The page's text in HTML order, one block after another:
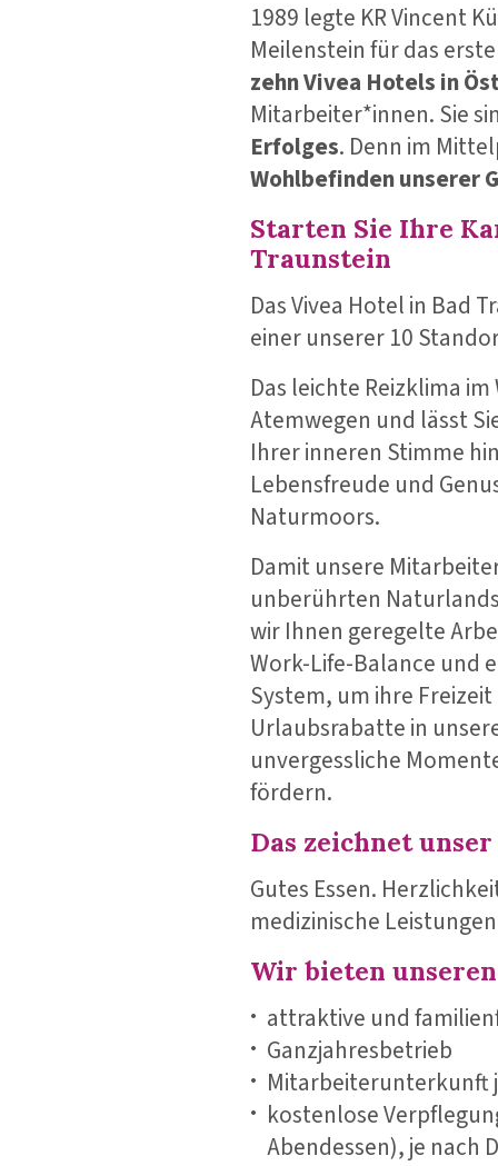
1989 legte KR Vincent
Meilenstein für das
zehn Vivea Hotels in
Mitarbeiter*innen. Sie
Erfolges. Denn im
Wohlbefinden unserer
Starten Sie Ihre
Traunstein
Das Vivea Hotel in Bad
einer unserer 10
Das leichte Reizklima
Atemwegen und lässt
Ihrer inneren Stimme
Lebensfreude und
Naturmoors.
Damit unsere
unberührten
wir Ihnen geregelte
Work-Life-Balance und
System, um ihre
Urlaubsrabatte in
unvergessliche
fördern.
Das zeichnet
Gutes Essen.
medizinische
Wir bieten
attraktive und
Ganzjahresbetrieb
Mitarbeiterunterkunft
kostenlose
Abendessen), je nach